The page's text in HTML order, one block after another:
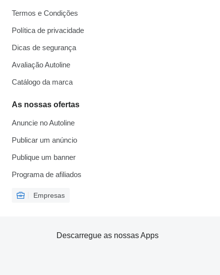
Termos e Condições
Política de privacidade
Dicas de segurança
Avaliação Autoline
Catálogo da marca
As nossas ofertas
Anuncie no Autoline
Publicar um anúncio
Publique um banner
Programa de afiliados
Empresas
Descarregue as nossas Apps